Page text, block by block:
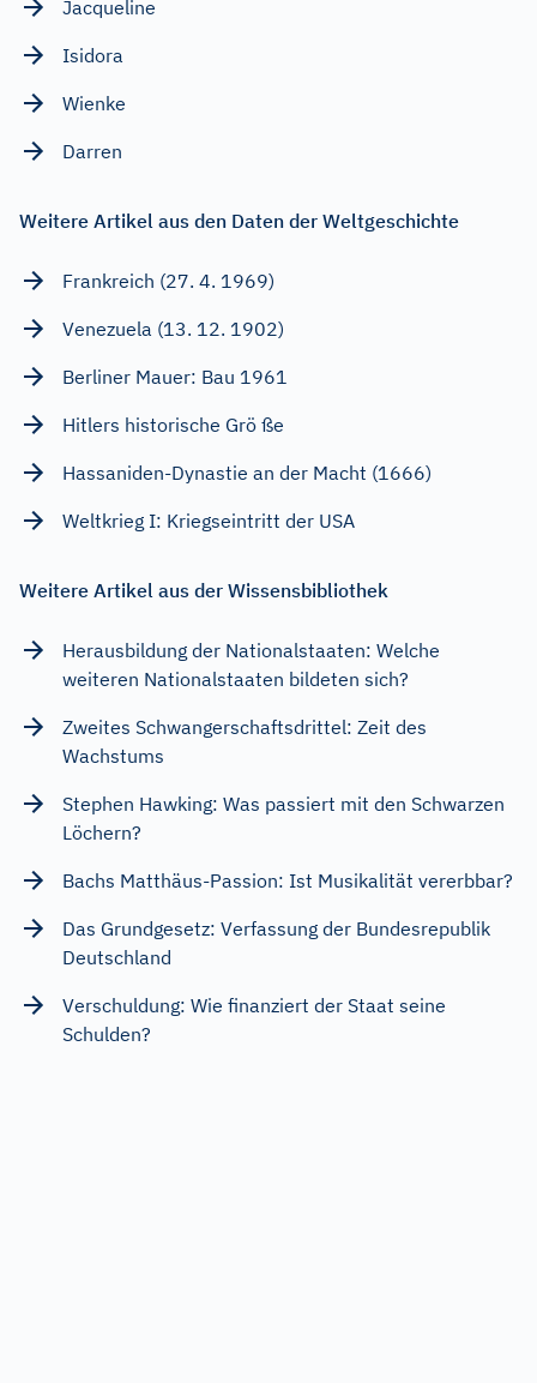
Jacqueline
Isidora
Wienke
Darren
Weitere Artikel aus den Daten der Weltgeschichte
Frankreich (27. 4. 1969)
Venezuela (13. 12. 1902)
Berliner Mauer: Bau 1961
Hitlers historische Grö ße
Hassaniden-Dynastie an der Macht (1666)
Weltkrieg I: Kriegseintritt der USA
Weitere Artikel aus der Wissensbibliothek
Herausbildung der Nationalstaaten: Welche
weiteren Nationalstaaten bildeten sich?
Zweites Schwangerschaftsdrittel: Zeit des
Wachstums
Stephen Hawking: Was passiert mit den Schwarzen
Löchern?
Bachs Matthäus-Passion: Ist Musikalität vererbbar?
Das Grundgesetz: Verfassung der Bundesrepublik
Deutschland
Verschuldung: Wie finanziert der Staat seine
Schulden?